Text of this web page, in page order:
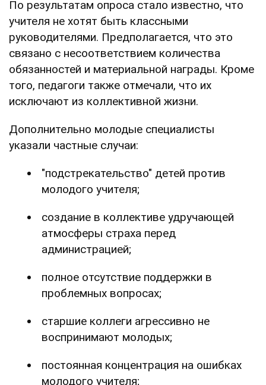
По результатам опроса стало известно, что
учителя не хотят быть классными
руководителями. Предполагается, что это
связано с несоответствием количества
обязанностей и материальной награды. Кроме
того, педагоги также отмечали, что их
исключают из коллективной жизни.
Дополнительно молодые специалисты
указали частные случаи:
"подстрекательство" детей против
молодого учителя;
создание в коллективе удручающей
атмосферы страха перед
администрацией;
полное отсутствие поддержки в
проблемных вопросах;
старшие коллеги агрессивно не
воспринимают молодых;
постоянная концентрация на ошибках
молодого учителя;